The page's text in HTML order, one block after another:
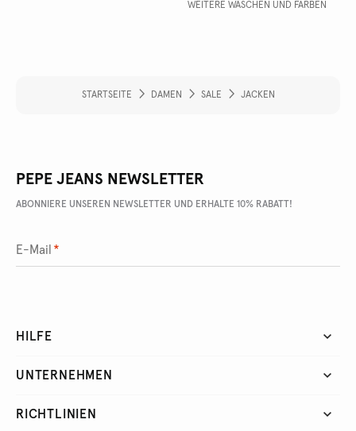
WEITERE WÄSCHEN UND FARBEN
STARTSEITE DAMEN SALE JACKEN
PEPE JEANS NEWSLETTER
ABONNIERE UNSEREN NEWSLETTER UND ERHALTE 10% RABATT!
E-Mail *
HILFE
UNTERNEHMEN
RICHTLINIEN